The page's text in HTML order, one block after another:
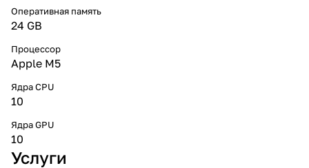
Оперативная память
24 GB
Процессор
Apple M5
Ядра CPU
10
Ядра GPU
10
Услуги